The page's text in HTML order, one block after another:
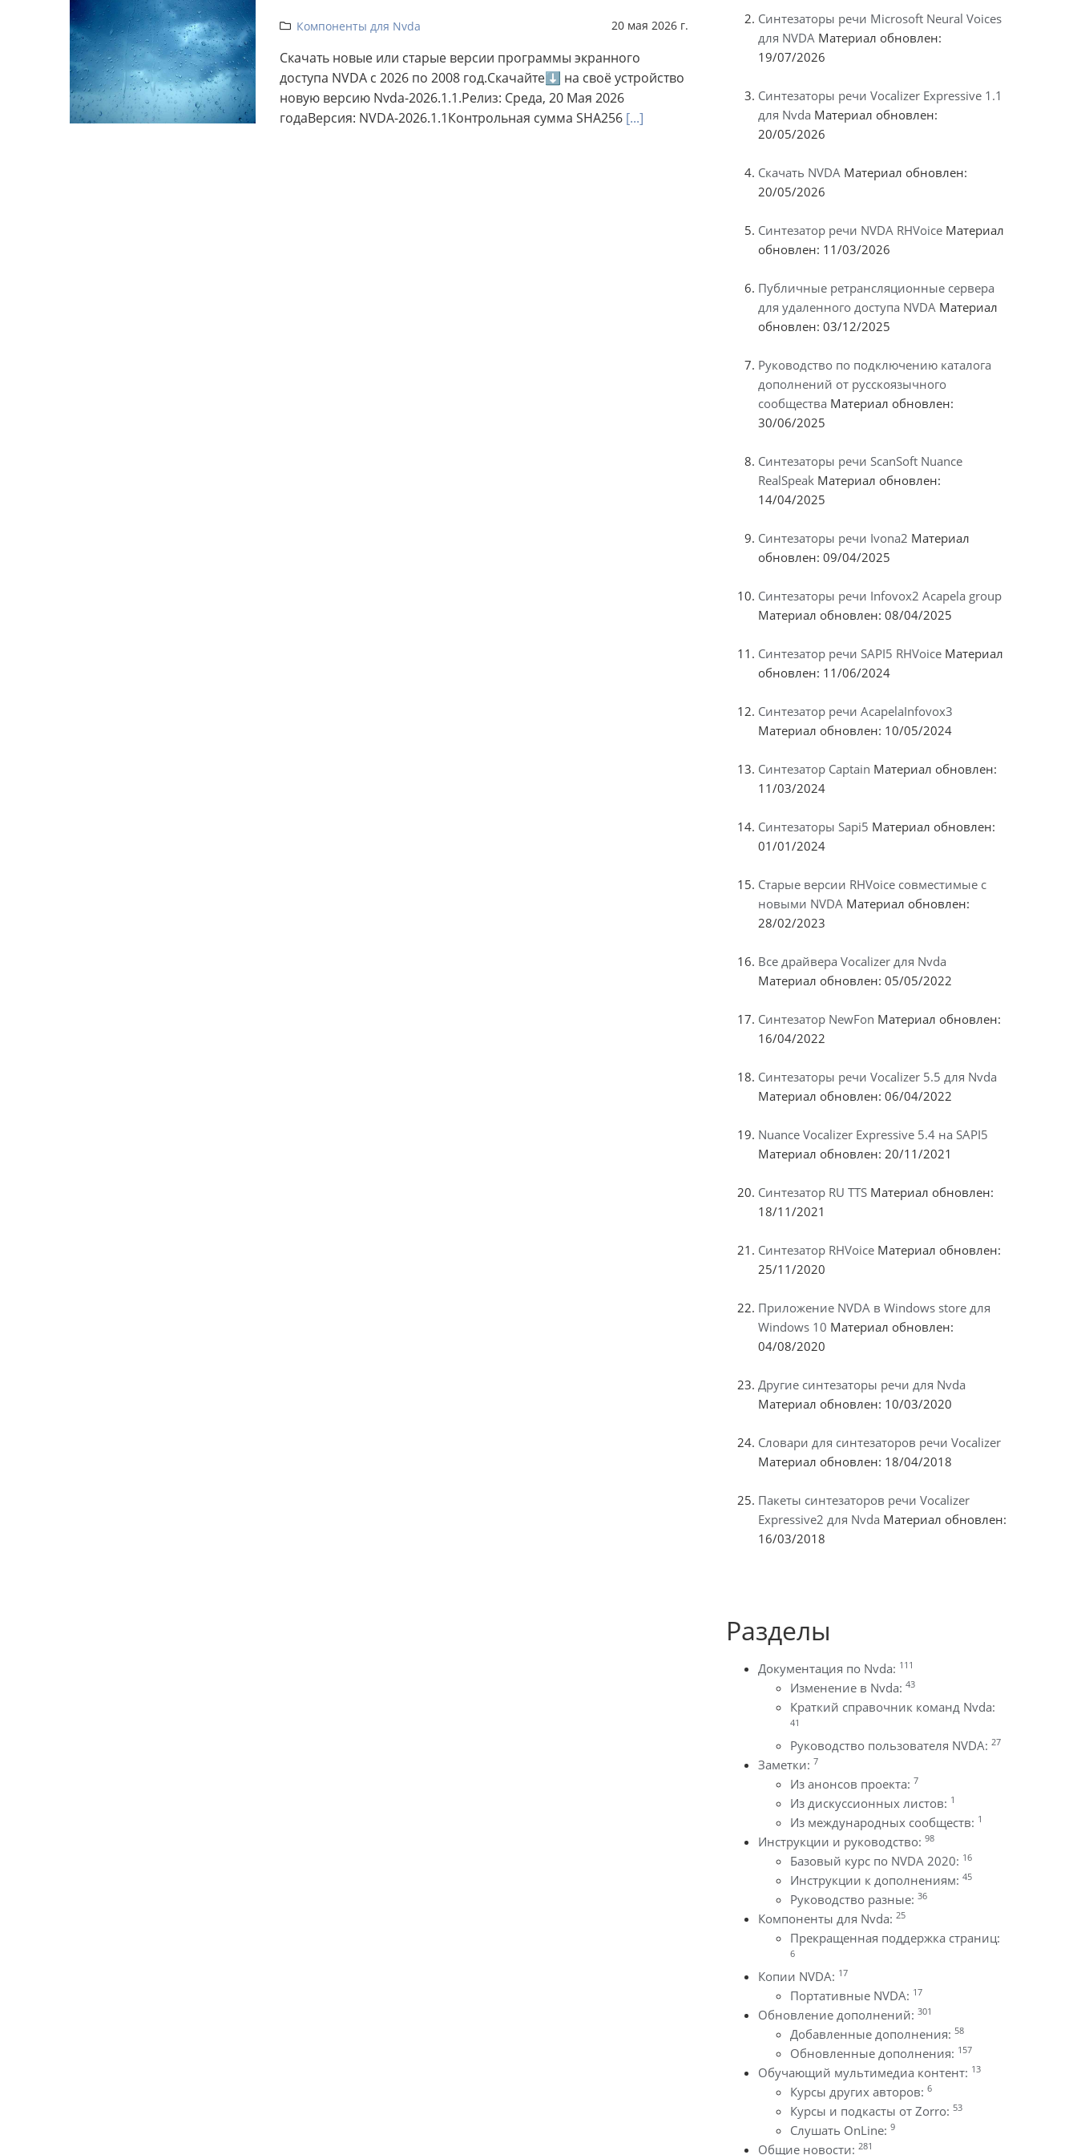
Компоненты для Nvda 20 мая 2026 г.
Скачать новые или старые версии программы экранного
доступа NVDA с 2026 по 2008 год.Скачайте⬇ на своё устройство
новую версию Nvda-2026.1.1.Релиз: Среда, 20 Мая 2026
годаВерсия: NVDA-2026.1.1Контрольная сумма SHA256 [...]
Синтезаторы речи Microsoft Neural Voices
для NVDA Материал обновлен:
19/07/2026
Синтезаторы речи Vocalizer Expressive 1.1
для Nvda Материал обновлен:
20/05/2026
Скачать NVDA Материал обновлен:
20/05/2026
Синтезатор речи NVDA RHVoice Материал
обновлен: 11/03/2026
Публичные ретрансляционные сервера
для удаленного доступа NVDA Материал
обновлен: 03/12/2025
Руководство по подключению каталога
дополнений от русскоязычного
сообщества Материал обновлен:
30/06/2025
Синтезаторы речи ScanSoft Nuance
RealSpeak Материал обновлен:
14/04/2025
Синтезаторы речи Ivona2 Материал
обновлен: 09/04/2025
Синтезаторы речи Infovox2 Acapela group
Материал обновлен: 08/04/2025
Синтезатор речи SAPI5 RHVoice Материал
обновлен: 11/06/2024
Синтезатор речи AcapelaInfovox3
Материал обновлен: 10/05/2024
Синтезатор Captain Материал обновлен:
11/03/2024
Синтезаторы Sapi5 Материал обновлен:
01/01/2024
Старые версии RHVoice совместимые с
новыми NVDA Материал обновлен:
28/02/2023
Все драйвера Vocalizer для Nvda
Материал обновлен: 05/05/2022
Синтезатор NewFon Материал обновлен:
16/04/2022
Синтезаторы речи Vocalizer 5.5 для Nvda
Материал обновлен: 06/04/2022
Nuance Vocalizer Expressive 5.4 на SAPI5
Материал обновлен: 20/11/2021
Синтезатор RU TTS Материал обновлен:
18/11/2021
Синтезатор RHVoice Материал обновлен:
25/11/2020
Приложение NVDA в Windows store для
Windows 10 Материал обновлен:
04/08/2020
Другие синтезаторы речи для Nvda
Материал обновлен: 10/03/2020
Словари для синтезаторов речи Vocalizer
Материал обновлен: 18/04/2018
Пакеты синтезаторов речи Vocalizer
Expressive2 для Nvda Материал обновлен:
16/03/2018
Разделы
Документация по Nvda: 111
Изменение в Nvda: 43
Краткий справочник команд Nvda:
41
Руководство пользователя NVDA: 27
Заметки: 7
Из анонсов проекта: 7
Из дискуссионных листов: 1
Из международных сообществ: 1
Инструкции и руководство: 98
Базовый курс по NVDA 2020: 16
Инструкции к дополнениям: 45
Руководство разные: 36
Компоненты для Nvda: 25
Прекращенная поддержка страниц:
6
Копии NVDA: 17
Портативные NVDA: 17
Обновление дополнений: 301
Добавленные дополнения: 58
Обновленные дополнения: 157
Обучающий мультимедиа контент: 13
Курсы других авторов: 6
Курсы и подкасты от Zorro: 53
Слушать OnLine: 9
Общие новости: 281